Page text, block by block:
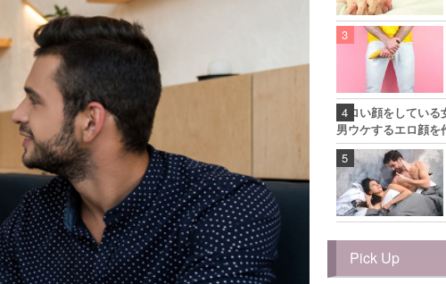
エロい顔をしてい
男ウケするエロ顔を
Pick Up